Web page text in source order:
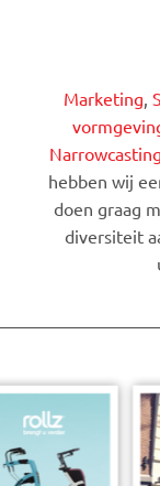
Marketing
Narrowcasting
hebben wij
doen graag
diversiteit